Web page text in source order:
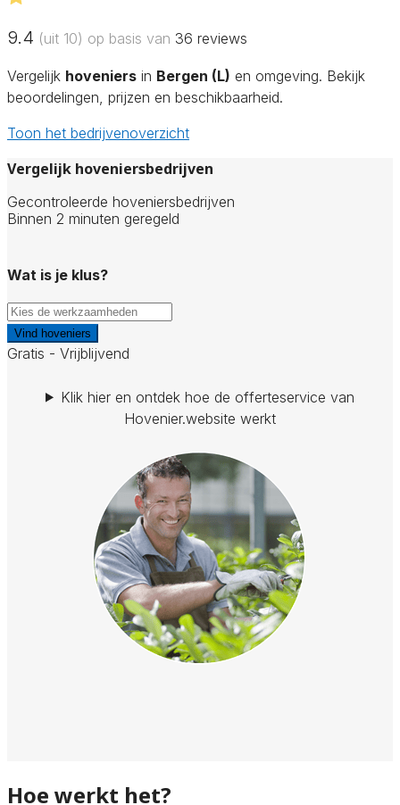
9.4 (uit 10) op basis van 36 reviews
Vergelijk hoveniers in Bergen (L) en omgeving. Bekijk
beoordelingen, prijzen en beschikbaarheid.
Toon het bedrijvenoverzicht
Vergelijk hoveniersbedrijven
Gecontroleerde hoveniersbedrijven
Binnen 2 minuten geregeld
Wat is je klus?
Vind hoveniers
Gratis - Vrijblijvend
Klik hier en ontdek hoe de offerteservice van
Hovenier.website werkt
Hoe werkt het?